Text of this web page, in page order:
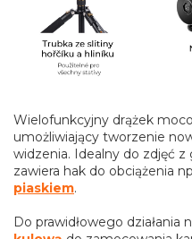
Wielofunkcyjny drążek
umożliwiający tworzenie
widzenia. Idealny do zdjęć
zawiera hak do obciążenia
piaskiem.
Do prawidłowego działania